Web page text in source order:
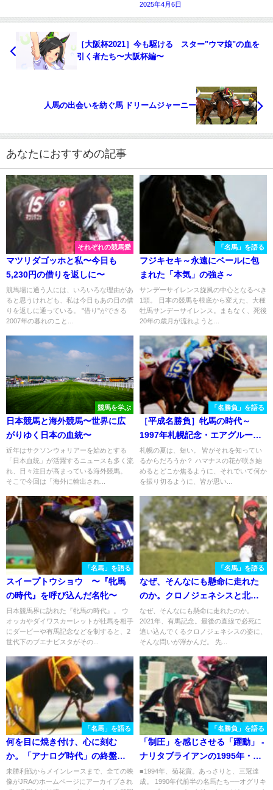
2025年4月6日
［大阪杯2021］今も駆ける スター"ウマ娘"の血を
引く者たち〜大阪杯編〜
人馬の出会いを紡ぐ馬 ドリームジャーニー
あなたにおすすめの記事
それぞれの競馬愛
マツリダゴッホと私〜今日も
5,230円の借りを返しに〜
競馬場に通う人には、いろいろな理由があ
ると思うけれども、私は今日もあの日の借
りを返しに通っている。 "借り"ができる
2007年の暮れのこと...
「名馬」を語る
フジキセキ～永遠にベールに包
まれた「本気」の強さ～
サンデーサイレンス旋風の中心となるべき
1頭。 日本の競馬を根底から変えた、大種
牡馬サンデーサイレンス。まもなく、死後
20年の歳月が流れようと...
競馬を学ぶ
日本競馬と海外競馬〜世界に広
がりゆく日本の血統〜
近年はサクソンウォリアーを始めとする
「日本血統」が活躍するニュースも多く流
れ、日々注目が高まっている海外競馬。
そこで今回は「海外に輸出され...
「名勝負」を語る
［平成名勝負］牝馬の時代～
1997年札幌記念・エアグルーヴ
～
札幌の夏は、短い。 皆がそれを知ってい
るからだろうか？ ハマナスの花が咲き始
めるとどこか焦るように、それでいて何か
を振り切るように、皆が思い...
「名馬」を語る
スイープトウショウ 〜『牝馬
の時代』を呼び込んだ名牝〜
日本競馬界に訪れた『牝馬の時代』。 ウ
オッカやダイワスカーレットが牡馬を相手
にダービーや有馬記念などを制すると、2
世代下のブエナビスタがその...
「名馬」を語る
なぜ、そんなにも懸命に走れた
のか。クロノジェネシスと北村
友一騎手の1,212日。
なぜ、そんなにも懸命に走れたのか。
2021年、有馬記念。最後の直線で必死に
追い込んでくるクロノジェネシスの姿に、
そんな問いが浮かんだ。 先...
「名馬」を語る
何を目に焼き付け、心に刻む
か。「アナログ時代」の終盤を
駆けたティコティコタックの思
い出。
未勝利戦からメインレースまで、全ての映
像がJRAのホームページにアーカイブされ
「名勝負」を語る
「制圧」を感じさせる「躍動」 -
ナリタブライアンの1995年・阪
神大賞典
■1994年、菊花賞。あっさりと、三冠達
成。 1990年代前半の名馬たち──オグリキ